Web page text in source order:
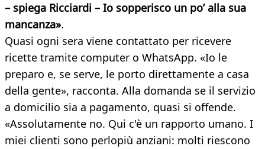
– spiega Ricciardi – Io sopperisco un po’ alla sua
mancanza».
Quasi ogni sera viene contattato per ricevere
ricette tramite computer o WhatsApp. «Io le
preparo e, se serve, le porto direttamente a casa
della gente», racconta. Alla domanda se il servizio
a domicilio sia a pagamento, quasi si offende.
«Assolutamente no. Qui c'è un rapporto umano. I
miei clienti sono perlopiù anziani: molti riescono